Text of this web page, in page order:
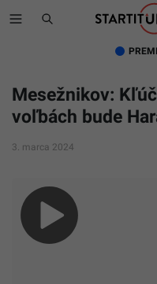
Mesežnikov:
voľbách bude
3. marca 2024